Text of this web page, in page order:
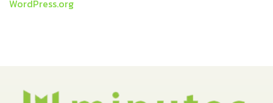
WordPress.org